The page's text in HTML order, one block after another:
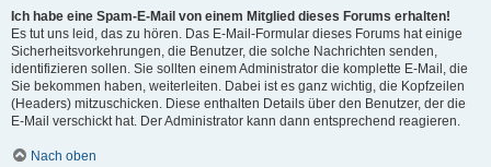
Ich habe eine Spam-E-Mail von einem Mitglied dieses Forums erhalten!
Es tut uns leid, das zu hören. Das E-Mail-Formular dieses Forums hat einige
Sicherheitsvorkehrungen, die Benutzer, die solche Nachrichten senden,
identifizieren sollen. Sie sollten einem Administrator die komplette E-Mail, die
Sie bekommen haben, weiterleiten. Dabei ist es ganz wichtig, die Kopfzeilen
(Headers) mitzuschicken. Diese enthalten Details über den Benutzer, der die
E-Mail verschickt hat. Der Administrator kann dann entsprechend reagieren.
Nach oben